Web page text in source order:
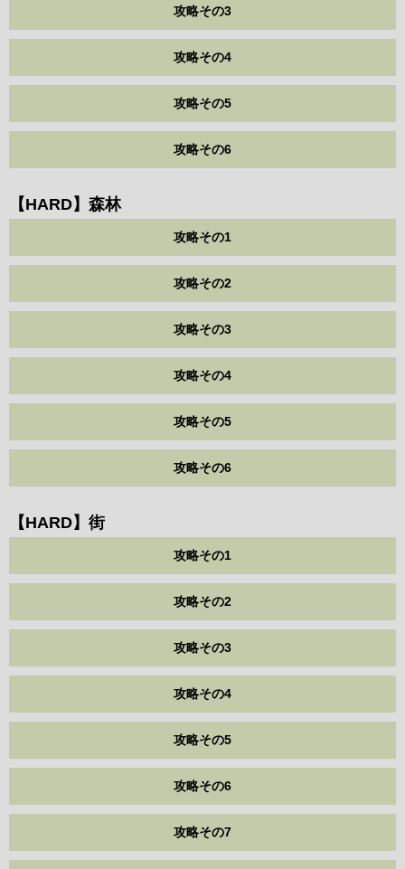
攻略その3
攻略その4
攻略その5
攻略その6
【HARD】森林
攻略その1
攻略その2
攻略その3
攻略その4
攻略その5
攻略その6
【HARD】街
攻略その1
攻略その2
攻略その3
攻略その4
攻略その5
攻略その6
攻略その7